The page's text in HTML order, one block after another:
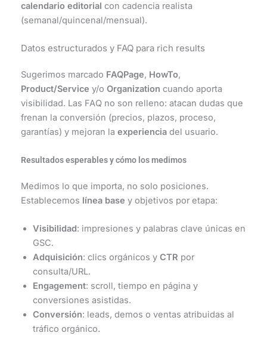
calendario editorial con cadencia realista
(semanal/quincenal/mensual).
Datos estructurados y FAQ para rich results
Sugerimos marcado FAQPage, HowTo,
Product/Service y/o Organization cuando aporta
visibilidad. Las FAQ no son relleno: atacan dudas que
frenan la conversión (precios, plazos, proceso,
garantías) y mejoran la experienciadel usuario.
Resultados esperables y cómo los medimos
Medimos lo que importa, no solo posiciones.
Establecemos línea base y objetivos por etapa:
Visibilidad: impresiones y palabras clave únicas en
GSC.
Adquisición: clics orgánicos y CTR por
consulta/URL.
Engagement: scroll, tiempo en página y
conversiones asistidas.
Conversión: leads, demos o ventas atribuidas al
tráfico orgánico.